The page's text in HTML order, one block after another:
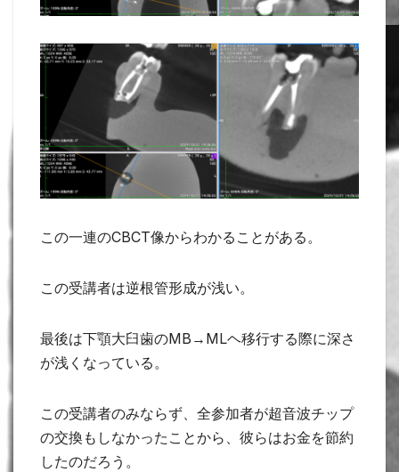
この一連のCBCT像からわかることがある。
この受講者は逆根管形成が浅い。
最後は下顎大臼歯のMB→MLヘ移行する際に深さ
が浅くなっている。
この受講者のみならず、全参加者が超音波チップ
の交換もしなかったことから、彼らはお金を節約
したのだろう。